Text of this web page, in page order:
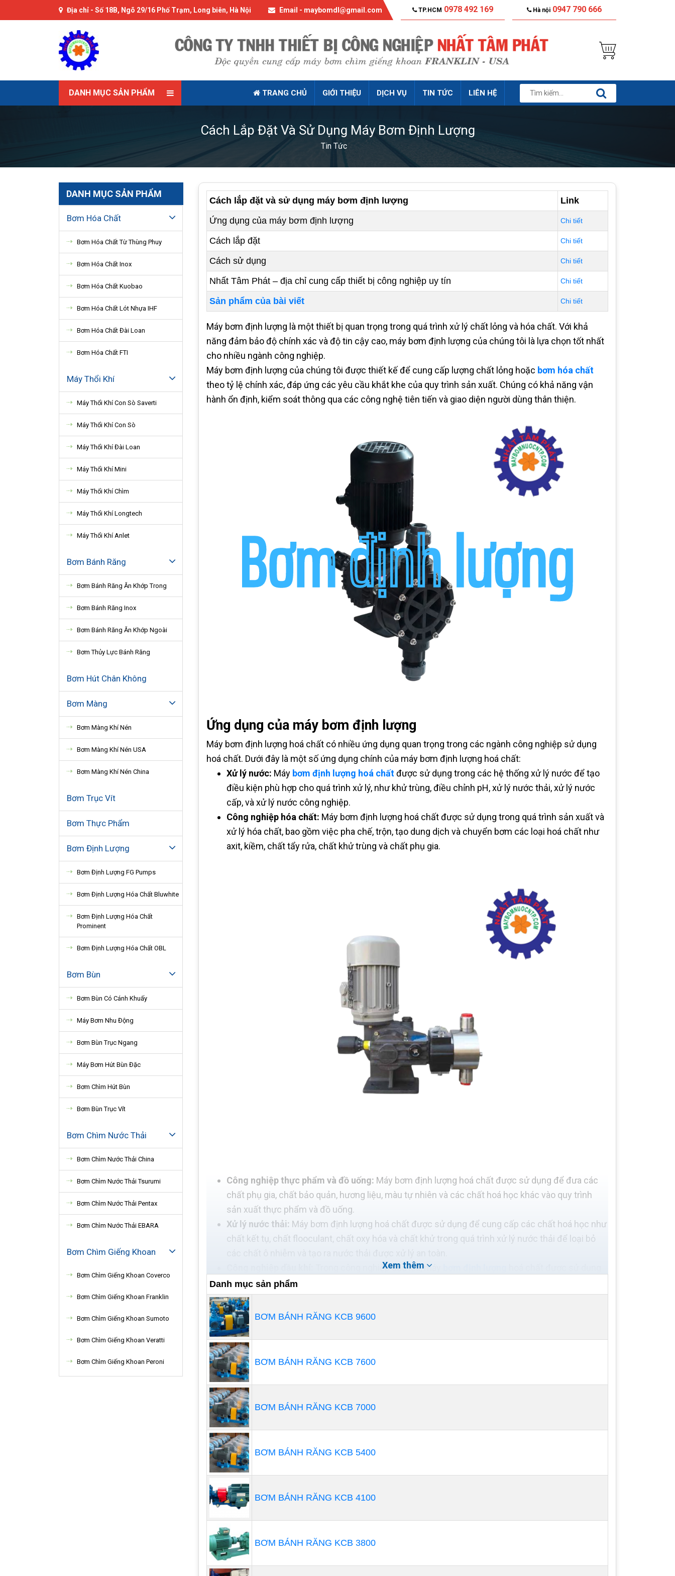
Địa chỉ - Số 18B, Ngõ 29/16 Phố Trạm, Long biên, Hà Nội Email - maybomdl@gmail.com TP.HCM 0978 492 169 Hà nội 0947 790 666
DANH MỤC SẢN PHẨM TRANG CHỦ GIỚI THIỆU DỊCH VỤ TIN TỨC LIÊN HỆ
Cách Lắp Đặt Và Sử Dụng Máy Bơm Định Lượng
Tin Tức
DANH MỤC SẢN PHẨM
Bơm Hóa Chất
Bơm Hóa Chất Từ Thùng Phuy
Bơm Hóa Chất Inox
Bơm Hóa Chất Kuobao
Bơm Hóa Chất Lót Nhựa IHF
Bơm Hóa Chất Đài Loan
Bơm Hóa Chất FTI
Máy Thổi Khí
Máy Thổi Khí Con Sò Saverti
Máy Thổi Khí Con Sò
Máy Thổi Khí Đài Loan
Máy Thổi Khí Mini
Máy Thổi Khí Chìm
Máy Thổi Khí Longtech
Máy Thổi Khí Anlet
Bơm Bánh Răng
Bơm Bánh Răng Ăn Khớp Trong
Bơm Bánh Răng Inox
Bơm Bánh Răng Ăn Khớp Ngoài
Bơm Thủy Lực Bánh Răng
Bơm Hút Chân Không
Bơm Màng
Bơm Màng Khí Nén
Bơm Màng Khí Nén USA
Bơm Màng Khí Nén China
Bơm Trục Vít
Bơm Thực Phẩm
Bơm Định Lượng
Bơm Định Lượng FG Pumps
Bơm Định Lượng Hóa Chất Bluwhite
Bơm Định Lượng Hóa Chất
Prominent
Bơm Định Lượng Hóa Chất OBL
Bơm Bùn
Bơm Bùn Có Cánh Khuấy
Máy Bơm Nhu Động
Bơm Bùn Trục Ngang
Máy Bơm Hút Bùn Đặc
Bơm Chìm Hút Bùn
Bơm Bùn Trục Vít
Bơm Chìm Nước Thải
Bơm Chìm Nước Thải China
Bơm Chìm Nước Thải Tsurumi
Bơm Chìm Nước Thải Pentax
Bơm Chìm Nước Thải EBARA
Bơm Chìm Giếng Khoan
Bơm Chìm Giếng Khoan Coverco
Bơm Chìm Giếng Khoan Franklin
Bơm Chìm Giếng Khoan Sumoto
Bơm Chìm Giếng Khoan Veratti
Bơm Chìm Giếng Khoan Peroni
Cách lắp đặt và sử dụng máy bơm định lượng
Link
Ứng dụng của máy bơm định lượng
Chi tiết
Cách lắp đặt Chi tiết
Cách sử dụng Chi tiết
Nhất Tâm Phát – địa chỉ cung cấp thiết bị công nghiệp uy tín Chi tiết
Sản phẩm của bài viết Chi tiết
Máy bơm định lượng là một thiết bị quan trọng trong quá trình xử lý chất lỏng và hóa chất. Với khả
năng đảm bảo độ chính xác và độ tin cậy cao, máy bơm định lượng của chúng tôi là lựa chọn tốt nhất
cho nhiều ngành công nghiệp.
Máy bơm định lượng của chúng tôi được thiết kế để cung cấp lượng chất lỏng hoặc bơm hóa chất
theo tỷ lệ chính xác, đáp ứng các yêu cầu khắt khe của quy trình sản xuất. Chúng có khả năng vận
hành ổn định, kiểm soát thông qua các công nghệ tiên tiến và giao diện người dùng thân thiện.
Ứng dụng của máy bơm định lượng
Máy bơm định lượng hoá chất có nhiều ứng dụng quan trọng trong các ngành công nghiệp sử dụng
hoá chất. Dưới đây là một số ứng dụng chính của máy bơm định lượng hoá chất:
Xử lý nước: Máy bơm định lượng hoá chấtđược sử dụng trong các hệ thống xử lý nước để tạo
điều kiện phù hợp cho quá trình xử lý, như khử trùng, điều chỉnh pH, xử lý nước thải, xử lý nước
cấp, và xử lý nước công nghiệp.
Công nghiệp hóa chất: Máy bơm định lượng hoá chất được sử dụng trong quá trình sản xuất và
xử lý hóa chất, bao gồm việc pha chế, trộn, tạo dung dịch và chuyển bơm các loại hoá chất như
axit, kiềm, chất tẩy rửa, chất khử trùng và chất phụ gia.
Công nghiệp thực phẩm và đồ uống: Máy bơm định lượng hoá chất được sử dụng để đưa các
chất phụ gia, chất bảo quản, hương liệu, màu tự nhiên và các chất hoá học khác vào quy trình
sản xuất thực phẩm và đồ uống.
Xử lý nước thải: Máy bơm định lượng hoá chất được sử dụng để cung cấp các chất hoá học như
chất kết tụ, chất flooculant, chất oxy hóa và chất khử trong quá trình xử lý nước thải để loại bỏ
Trong công nghiệp dầu khí, máy
để chuyển bơm các chất phụ gia, chất chống ăn mòn, chất tạo đặc và các hoá chất khác trong
quá trình sản xuất, xử lý và vận chuyển dầu và khí.
Xem thêm
Danh mục sản phẩm
BƠM BÁNH RĂNG KCB 9600
BƠM BÁNH RĂNG KCB 7600
BƠM BÁNH RĂNG KCB 7000
BƠM BÁNH RĂNG KCB 5400
BƠM BÁNH RĂNG KCB 4100
BƠM BÁNH RĂNG KCB 3800